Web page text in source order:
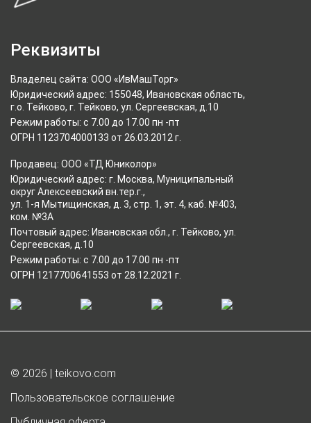
Реквизиты
Владелец сайта: ООО «ИвМашТорг»
Юридический адрес: 155048, Ивановская область,
г.о. Тейково, г. Тейково, ул. Сергеевская, д.10
Режим работы: с 7.00 до 17.00 пн -пт
ОГРН 1123704000133 от 26.03.2012 г.
Продавец: ООО «ТД Юниколор»
Юридический адрес: г. Москва, Муниципальный
округ Алексеевский вн.тер.г.,
ул. 1-я Мытищинская, д. 3, стр. 1, эт. 4, каб. №403,
ком. №3А
Почтовый адрес: Ивановская обл., г. Тейково, ул.
Сергеевская, д.10
Режим работы: с 7.00 до 17.00 пн -пт
ОГРН 1217700641553 от 28.12.2021 г.
© 2026 | teikovo.com
Пользовательское соглашение